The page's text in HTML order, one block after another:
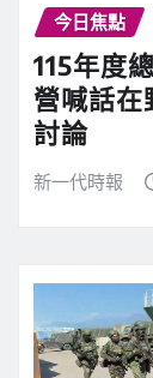
今日焦點
115年度
營喊話在
討論
新一代時報